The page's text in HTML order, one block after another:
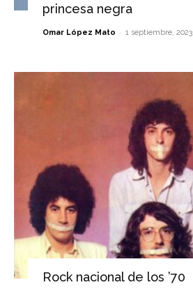
princesa negra
Omar López Mato - 1 septiembre, 2023
Rock nacional de los ’70